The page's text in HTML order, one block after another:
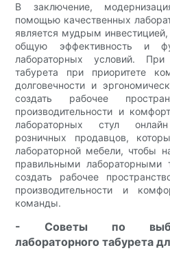
В заключение,
помощью качественных
является мудрым
общую эффективность и
лабораторных условий. При
табурета при приоритете
долговечности и
создать рабочее
производительности и
лабораторных стул
розничных продавцов,
лабораторной мебели, чтобы
правильными
создать рабочее
производительности и
команды.
- Советы по
лабораторного табурета